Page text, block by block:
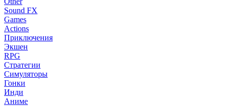
Sound FX
Games
Actions
Приключения
Экшен
RPG
Стратегии
Симуляторы
Гонки
Инди
Аниме